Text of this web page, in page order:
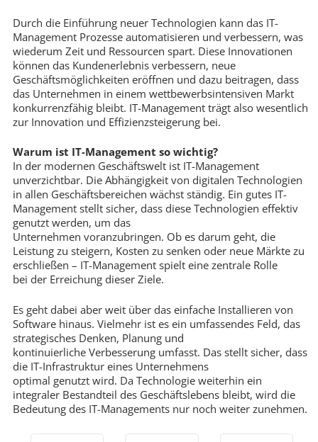
Durch die Einführung neuer Technologien kann das IT-
Management Prozesse automatisieren und verbessern, was
wiederum Zeit und Ressourcen spart. Diese Innovationen
können das Kundenerlebnis verbessern, neue
Geschäftsmöglichkeiten eröffnen und dazu beitragen, dass
das Unternehmen in einem wettbewerbsintensiven Markt
konkurrenzfähig bleibt. IT-Management trägt also wesentlich
zur Innovation und Effizienzsteigerung bei.
Warum ist IT-Management so wichtig?
In der modernen Geschäftswelt ist IT-Management
unverzichtbar. Die Abhängigkeit von digitalen Technologien
in allen Geschäftsbereichen wächst ständig. Ein gutes IT-
Management stellt sicher, dass diese Technologien effektiv
genutzt werden, um das
Unternehmen voranzubringen. Ob es darum geht, die
Leistung zu steigern, Kosten zu senken oder neue Märkte zu
erschließen – IT-Management spielt eine zentrale Rolle
bei der Erreichung dieser Ziele.
Es geht dabei aber weit über das einfache Installieren von
Software hinaus. Vielmehr ist es ein umfassendes Feld, das
strategisches Denken, Planung und
kontinuierliche Verbesserung umfasst. Das stellt sicher, dass
die IT-Infrastruktur eines Unternehmens
optimal genutzt wird. Da Technologie weiterhin ein
integraler Bestandteil des Geschäftslebens bleibt, wird die
Bedeutung des IT-Managements nur noch weiter zunehmen.